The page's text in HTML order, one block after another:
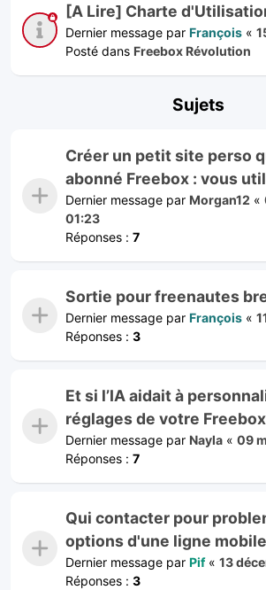
[A Lire] Charte
Dernier message par François «
Posté dans Freebox Révolution
Sujets
Créer un petit site perso
abonné Freebox : vous
Dernier message par Morgan12 «
01:23
Réponses : 7
Sortie pour freenautes
Dernier message par François «
Réponses : 3
Et si l’IA aidait à
réglages de votre
Dernier message par Nayla « 09
Réponses : 7
Qui contacter pour
options d'une ligne
Dernier message par Pif« 13
Réponses : 3